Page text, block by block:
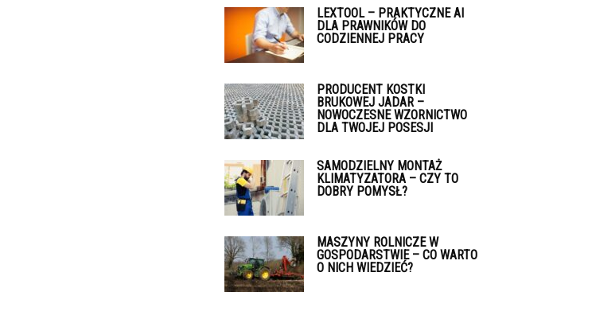
LEXTOOL – PRAKTYCZNE AI
DLA PRAWNIKÓW DO
CODZIENNEJ PRACY
PRODUCENT KOSTKI
BRUKOWEJ JADAR –
NOWOCZESNE WZORNICTWO
DLA TWOJEJ POSESJI
SAMODZIELNY MONTAŻ
KLIMATYZATORA – CZY TO
DOBRY POMYSŁ?
MASZYNY ROLNICZE W
GOSPODARSTWIE – CO WARTO
O NICH WIEDZIEĆ?